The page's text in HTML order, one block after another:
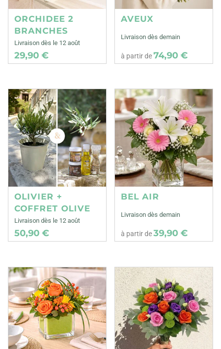
ORCHIDEE 2
BRANCHES
Livraison dès le 12 août
29,90 €
AVEUX
Livraison dès demain
à partir de74,90 €
OLIVIER +
COFFRET OLIVE
Livraison dès le 12 août
50,90 €
BEL AIR
Livraison dès demain
à partir de39,90 €